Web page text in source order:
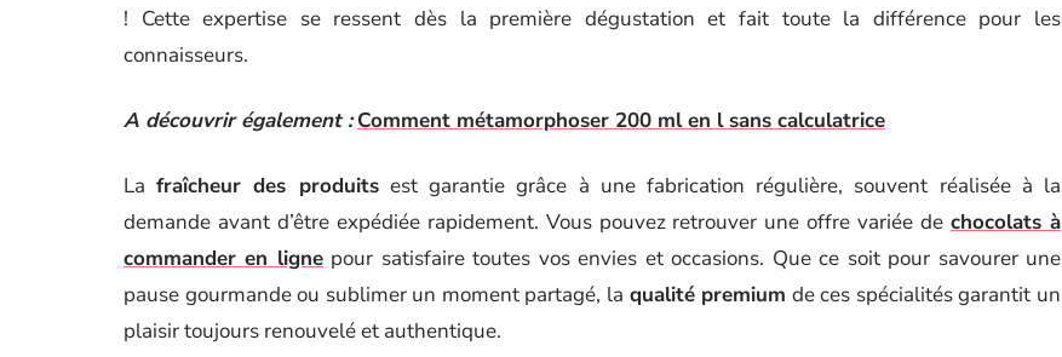
! Cette expertise se ressent dès la première dégustation et fait toute la différence pour les
connaisseurs.
A découvrir également : Comment métamorphoser 200 ml en l sans calculatrice
Lafraîcheur des produitsest garantie grâce à une fabrication régulière, souvent réalisée à la
demande avant d’être expédiée rapidement. Vous pouvez retrouver une offre variée dechocolats à
commander en lignepour satisfaire toutes vos envies et occasions. Que ce soit pour savourer une
pause gourmande ou sublimer un moment partagé, la qualité premium de ces spécialités garantit un
plaisir toujours renouvelé et authentique.